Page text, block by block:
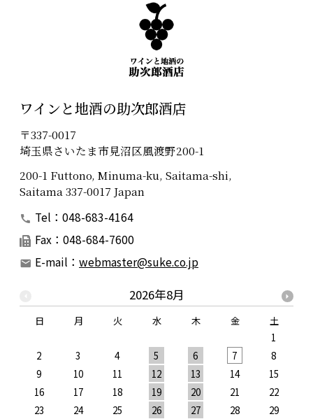
ワインと地酒の助次郎酒店
〒337-0017
埼玉県さいたま市見沼区風渡野200-1
200-1 Futtono, Minuma-ku, Saitama-shi,
Saitama 337-0017 Japan
Tel：048-683-4164
Fax：048-684-7600
E-mail： webmaster@suke.co.jp
2026年8月
日 月 火 水 木 金
土
1
2
3 4 5 6 7
8
9
10 11 12 13 14
15
16
17 18 19 20 21
22
23
24 25 26 27 28 29